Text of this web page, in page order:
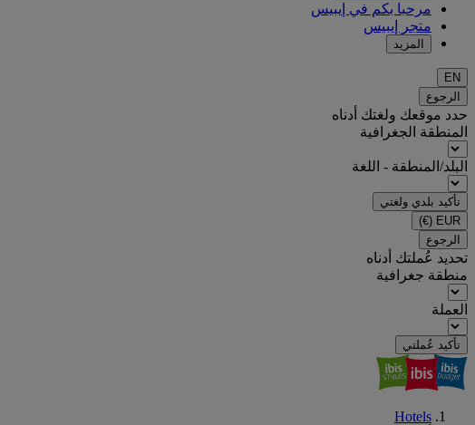
مرحبا بكم في إيبيس
متجر إيبيس
المزيد
EN
الرجوع
حدد موقعك ولغتك أدناه
المنطقة الجغرافية
البلد/المنطقة - اللغة
تأكيد بلدي ولغتي
EUR
(€)
الرجوع
تحديد عُملتك أدناه
منطقة جغرافية
العملة
تأكيد عُملتي
Hotels